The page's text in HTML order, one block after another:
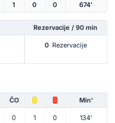
1 0 0 674'
Rezervacije / 90 min
0 Rezervacije
ČO Min'
0 1 0 134'